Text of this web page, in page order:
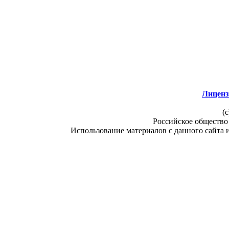
Российское
Использование материалов с данного